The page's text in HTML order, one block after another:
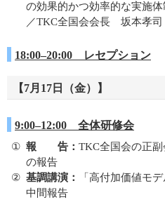
の効果的かつ効率的な実施体
／TKC全国会会長 坂本孝司
18:00–20:00 レセプション
【7月17日（金）】
9:00–12:00 全体研修会
報 告： TKC全国会の正
の報告
基調講演：
「高付加価値モ
中間報告